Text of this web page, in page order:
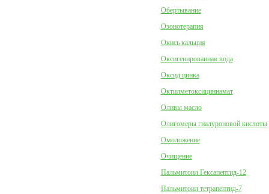
Обертывание
Озонотерапия
Окись кальция
Оксигенированная вода
Оксид цинка
Октилметоксициннамат
Оливы масло
Олигомеры гиалуроновой кислоты
Омоложение
Очищение
Пальмитоил Гексапептид-12
Пальмитоил тетрапептид-7